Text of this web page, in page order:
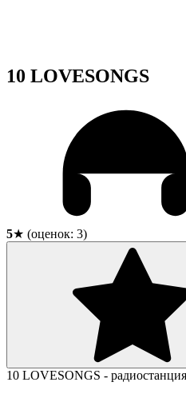
10 LOVESONGS
5★ (оценок: 3)
10 LOVESONGS -